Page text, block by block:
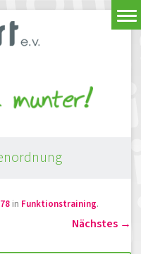
in Funktionstraining.
Nächstes →